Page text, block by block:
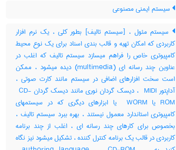
سیستم ایمنی مصنوعی
سیستم مئول ، [سیستم تالیف] بطور کلی ، یک نرم افزار
کاربردی که امکان تهیه و قالب بندی اسناد برای یک نوع محیط
کامپیوتری خاص را فراهم میسازد سیستم تالیف که اغلب در
عناوین چند رسانه ای (‎multimedia) دیده میشود ، ممکن
است سخت افزارهای اضافی در سیستم مانند کارت صوتی ،
آداپتور ‎ MIDI ، دیسک گردان نوری مانند دیسک گردان ‎ CD-
ROM یا ‎ WORM یا ابزارهای دیگری که در سیستمهای
کامپیوتری استاندارد معمول نیستند ، بهره ببرد سیستم تالیف ،
بخصوص برای کارهای چند رسانه ای ، اغلب از چند برنامه
کاربردی در قالب یک برنامه کنترل کننده ، تشکیل میشود نیز نگاه